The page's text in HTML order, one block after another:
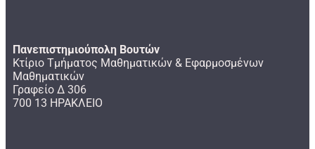
Πανεπιστημιούπολη Βουτών
Κτίριο Τμήματος Μαθηματικών & Εφαρμοσμένων
Μαθηματικών
Γραφείο Δ 306
700 13 ΗΡΑΚΛΕΙΟ